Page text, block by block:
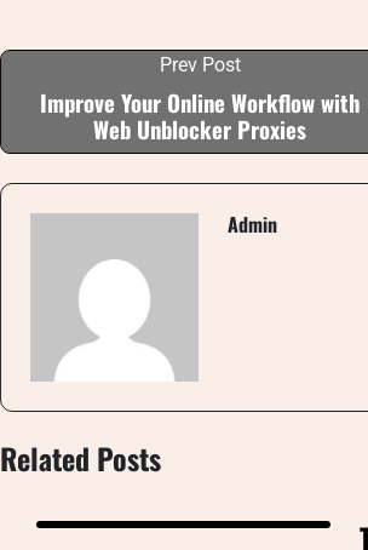
Prev Post
Improve Your Online Workflow with
Web Unblocker Proxies
Admin
Related Posts